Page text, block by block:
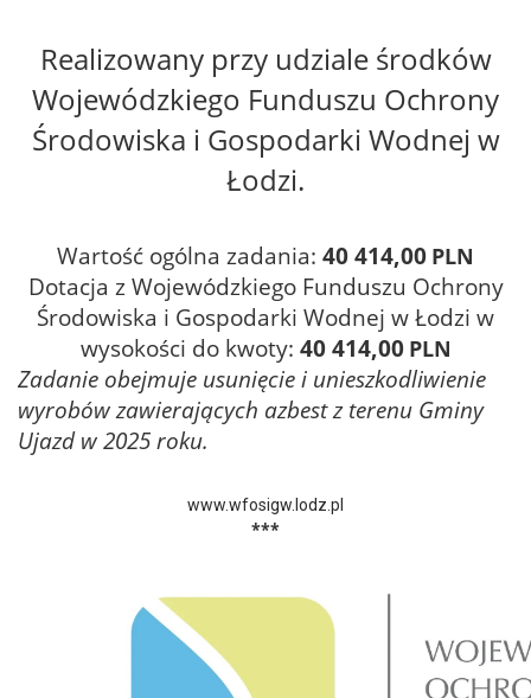
Realizowany przy udziale środków
Wojewódzkiego Funduszu Ochrony
Środowiska i Gospodarki Wodnej w
Łodzi.
Wartość ogólna zadania: 40 414,00 PLN
Dotacja z Wojewódzkiego Funduszu Ochrony
Środowiska i Gospodarki Wodnej w Łodzi w
wysokości do kwoty: 40 414,00 PLN
Zadanie obejmuje usunięcie i unieszkodliwienie
wyrobów zawierających azbest z terenu Gminy
Ujazd w 2025 roku.
www.wfosigw.lodz.pl
***